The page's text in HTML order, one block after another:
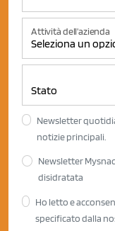
Attività dell'azienda
Newsletter
notizie principali.
Newsletter
disidratata
Ho letto e
specificato dalla